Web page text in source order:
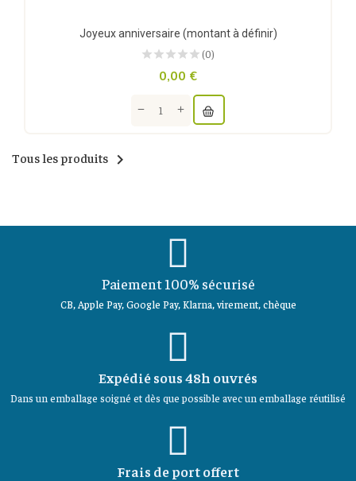
Joyeux anniversaire (montant à définir)
(0)
0,00 €
Tous les produits 
Paiement 100% sécurisé
CB, Apple Pay, Google Pay, Klarna, virement, chèque
Expédié sous 48h ouvrés
Dans un emballage soigné et dès que possible avec un emballage réutilisé
Frais de port offert